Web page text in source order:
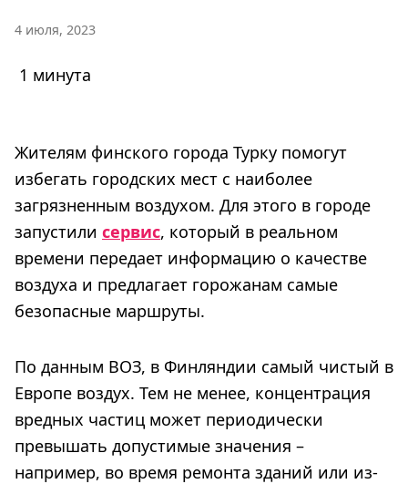
4 июля, 2023
1 минута
Жителям финского города Турку помогут
избегать городских мест с наиболее
загрязненным воздухом. Для этого в городе
запустили сервис, который в реальном
времени передает информацию о качестве
воздуха и предлагает горожанам самые
безопасные маршруты.
По данным ВОЗ, в Финляндии самый чистый в
Европе воздух. Тем не менее, концентрация
вредных частиц может периодически
превышать допустимые значения –
например, во время ремонта зданий или из-